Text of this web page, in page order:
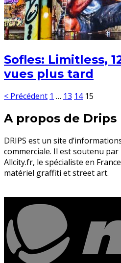
Sofles: Limitless,
vues plus tard
< Précédent 1 … 13 14 15
A propos de Drips
DRIPS est un site
commerciale. Il est soutenu
Allcity.fr, le spécialiste en
matériel graffiti et street art.